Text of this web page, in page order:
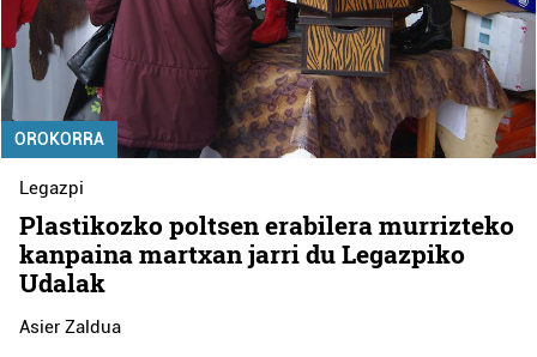
OROKORRA
Legazpi
Plastikozko poltsen erabilera murrizteko
kanpaina martxan jarri du Legazpiko
Udalak
Asier Zaldua